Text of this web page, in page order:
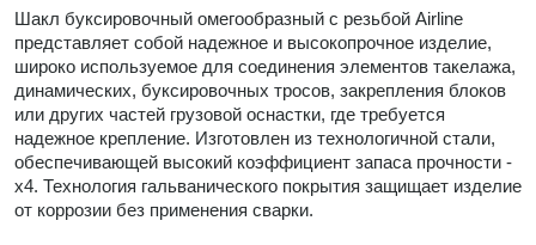
Шакл буксировочный омегообразный с резьбой Airline
представляет собой надежное и высокопрочное изделие,
широко используемое для соединения элементов такелажа,
динамических, буксировочных тросов, закрепления блоков
или других частей грузовой оснастки, где требуется
надежное крепление. Изготовлен из технологичной стали,
обеспечивающей высокий коэффициент запаса прочности -
х4. Технология гальванического покрытия защищает изделие
от коррозии без применения сварки.